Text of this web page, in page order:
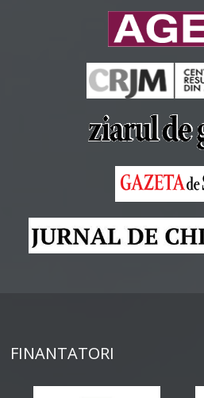
FINANTATORI